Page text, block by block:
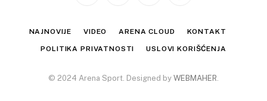
NAJNOVIJE VIDEO ARENA CLOUD KONTAKT
POLITIKA PRIVATNOSTI USLOVI KORIŠĆENJA
© 2024 Arena Sport. Designed by WEBMAHER